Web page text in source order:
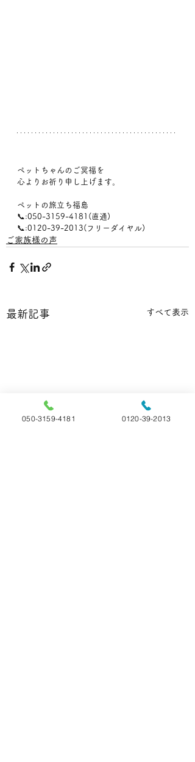
ペットちゃんのご冥福を
心よりお祈り申し上げます。
ペットの旅立ち福島
📞:050-3159-4181(直通)
📞:0120-39-2013(フリーダイヤル)
ご家族様の声
最新記事 すべて表示
050-3159-4181 0120-39-2013